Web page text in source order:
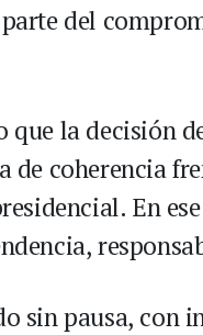
del
la decisión
de coherencia
En
sin pausa, con